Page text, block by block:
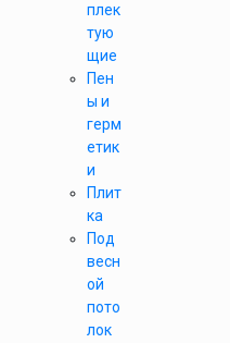
плек
тую
щие
Пен
ы и
герм
етик
и
Плит
ка
Под
весн
ой
пото
лок